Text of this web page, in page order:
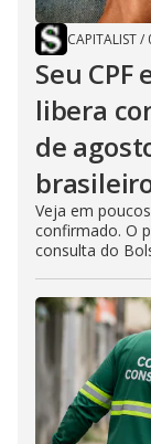
CAPITALIST/
Seu
libera
de
Veja em
confirmado. O
consulta do